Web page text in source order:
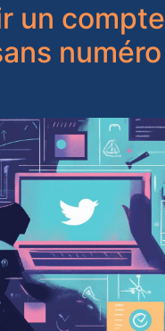
un compte
numéro